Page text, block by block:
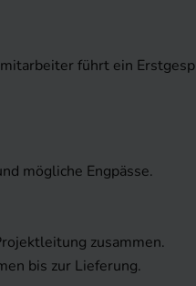
führt ein
mögliche Engpässe.
zusammen.
bis zur Lieferung.